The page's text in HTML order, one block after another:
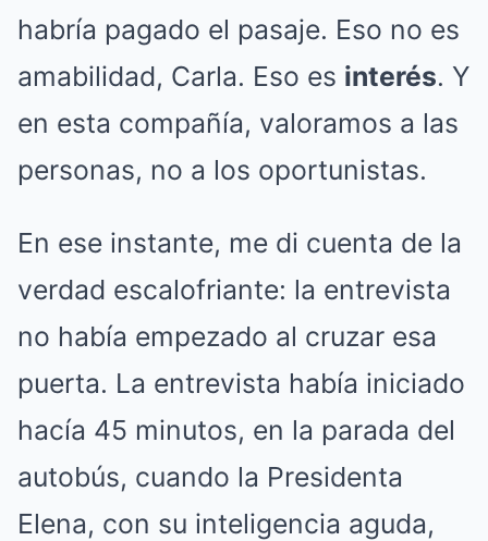
habría pagado el pasaje. Eso no es
amabilidad, Carla. Eso es interés. Y
en esta compañía, valoramos a las
personas, no a los oportunistas.
En ese instante, me di cuenta de la
verdad escalofriante: la entrevista
no había empezado al cruzar esa
puerta. La entrevista había iniciado
hacía 45 minutos, en la parada del
autobús, cuando la Presidenta
Elena, con su inteligencia aguda,